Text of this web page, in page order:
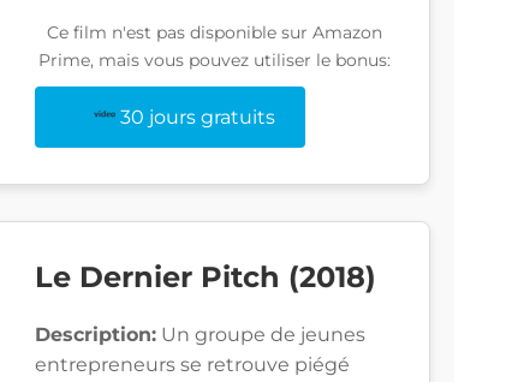
Ce film n'est pas disponible sur Amazon
Prime, mais vous pouvez utiliser le bonus:
30 jours gratuits
Le Dernier Pitch (2018)
Description: Un groupe de jeunes
entrepreneurs se retrouve piégé